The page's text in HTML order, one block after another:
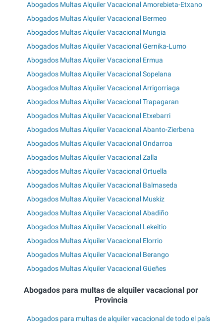
Abogados Multas Alquiler Vacacional Amorebieta-Etxano
Abogados Multas Alquiler Vacacional Bermeo
Abogados Multas Alquiler Vacacional Mungia
Abogados Multas Alquiler Vacacional Gernika-Lumo
Abogados Multas Alquiler Vacacional Ermua
Abogados Multas Alquiler Vacacional Sopelana
Abogados Multas Alquiler Vacacional Arrigorriaga
Abogados Multas Alquiler Vacacional Trapagaran
Abogados Multas Alquiler Vacacional Etxebarri
Abogados Multas Alquiler Vacacional Abanto-Zierbena
Abogados Multas Alquiler Vacacional Ondarroa
Abogados Multas Alquiler Vacacional Zalla
Abogados Multas Alquiler Vacacional Ortuella
Abogados Multas Alquiler Vacacional Balmaseda
Abogados Multas Alquiler Vacacional Muskiz
Abogados Multas Alquiler Vacacional Abadiño
Abogados Multas Alquiler Vacacional Lekeitio
Abogados Multas Alquiler Vacacional Elorrio
Abogados Multas Alquiler Vacacional Berango
Abogados Multas Alquiler Vacacional Güeñes
Abogados para multas de alquiler vacacional por
Provincia
Abogados para multas de alquiler vacacional de todo el país